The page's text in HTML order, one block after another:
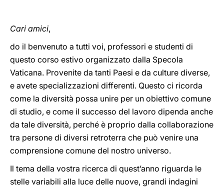
Cari amici,
do il benvenuto a tutti voi, professori e studenti di
questo corso estivo organizzato dalla Specola
Vaticana. Provenite da tanti Paesi e da culture diverse,
e avete specializzazioni differenti. Questo ci ricorda
come la diversità possa unire per un obiettivo comune
di studio, e come il successo del lavoro dipenda anche
da tale diversità, perché è proprio dalla collaborazione
tra persone di diversi retroterra che può venire una
comprensione comune del nostro universo.
Il tema della vostra ricerca di quest’anno riguarda le
stelle variabili alla luce delle nuove, grandi indagini